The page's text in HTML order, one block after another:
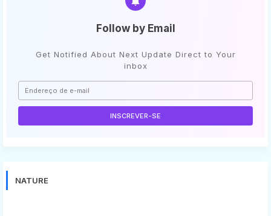
Follow by Email
Get Notified About Next Update Direct to Your
inbox
NATURE